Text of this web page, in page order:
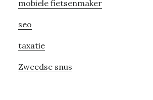
mobiele fietsenmaker
seo
taxatie
Zweedse snus